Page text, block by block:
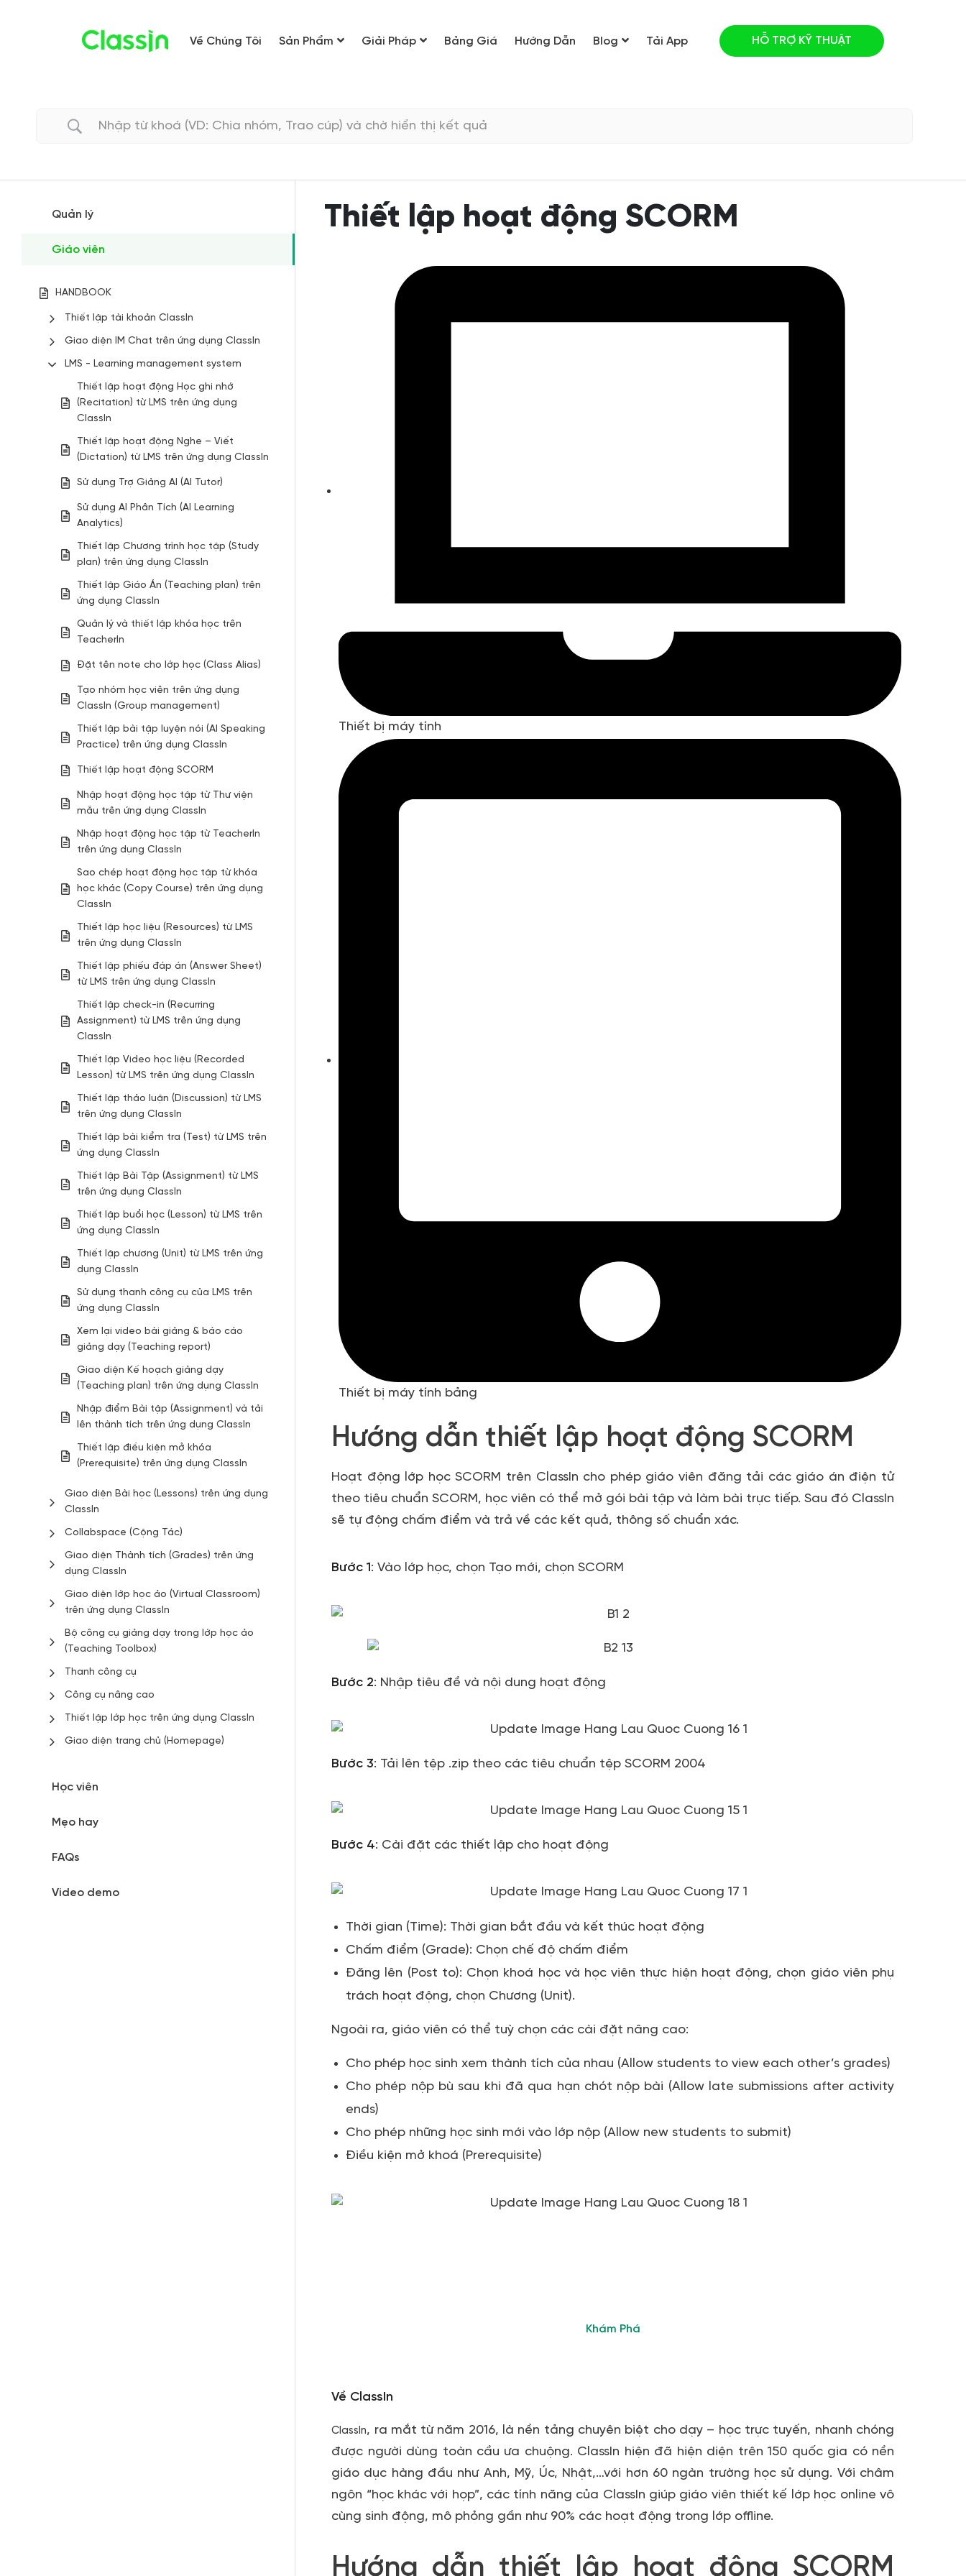
Về Chúng Tôi Sản Phẩm Giải Pháp Bảng Giá Hướng Dẫn Blog Tải App HỖ TRỢ KỸ THUẬT
Quản lý
Giáo viên
HANDBOOK
Thiết lập tài khoản ClassIn
Giao diện IM Chat trên ứng dụng ClassIn
LMS - Learning management system
Thiết lập hoạt động Học ghi nhớ
(Recitation) từ LMS trên ứng dụng
ClassIn
Thiết lập hoạt động Nghe – Viết
(Dictation) từ LMS trên ứng dụng ClassIn
Sử dụng Trợ Giảng AI (AI Tutor)
Sử dụng AI Phân Tích (AI Learning
Analytics)
Thiết lập Chương trình học tập (Study
plan) trên ứng dụng ClassIn
Thiết lập Giáo Án (Teaching plan) trên
ứng dụng ClassIn
Quản lý và thiết lập khóa học trên
TeacherIn
Đặt tên note cho lớp học (Class Alias)​
Tạo nhóm học viên trên ứng dụng
ClassIn (Group management)
Thiết lập bài tập luyện nói (AI Speaking
Practice) trên ứng dụng ClassIn
Thiết lập hoạt động SCORM
Nhập hoạt động học tập từ Thư viện
mẫu trên ứng dụng ClassIn
Nhập hoạt động học tập từ TeacherIn
trên ứng dụng ClassIn
Sao chép hoạt động học tập từ khóa
học khác (Copy Course) trên ứng dụng
ClassIn
Thiết lập học liệu (Resources) từ LMS
trên ứng dụng ClassIn
Thiết lập phiếu đáp án (Answer Sheet)
từ LMS trên ứng dụng ClassIn
Thiết lập check-in (Recurring
Assignment) từ LMS trên ứng dụng
ClassIn
Thiết lập Video học liệu (Recorded
Lesson) từ LMS trên ứng dụng ClassIn
Thiết lập thảo luận (Discussion) từ LMS
trên ứng dụng ClassIn
Thiết lập bài kiểm tra (Test) từ LMS trên
ứng dụng ClassIn
Thiết lập Bài Tập (Assignment) từ LMS
trên ứng dụng ClassIn
Thiết lập buổi học (Lesson) từ LMS trên
ứng dụng ClassIn
Thiết lập chương (Unit) từ LMS trên ứng
dụng ClassIn
Sử dụng thanh công cụ của LMS trên
ứng dụng ClassIn
Xem lại video bài giảng & báo cáo
giảng dạy (Teaching report)
Giao diện Kế hoạch giảng dạy
(Teaching plan) trên ứng dụng ClassIn
Nhập điểm Bài tập (Assignment) và tải
lên thành tích trên ứng dụng ClassIn
Thiết lập điều kiện mở khóa
(Prerequisite) trên ứng dụng ClassIn
Giao diện Bài học (Lessons) trên ứng dụng
ClassIn
Collabspace (Cộng Tác)
Giao diện Thành tích (Grades) trên ứng
dụng ClassIn
Giao diện lớp học ảo (Virtual Classroom)
trên ứng dụng ClassIn
Bộ công cụ giảng dạy trong lớp học ảo
(Teaching Toolbox)
Thanh công cụ
Công cụ nâng cao
Thiết lập lớp học trên ứng dụng ClassIn
Giao diện trang chủ (Homepage)
Học viên
Mẹo hay
FAQs
Video demo
Thiết lập hoạt động SCORM
Thiết bị máy tính
Thiết bị máy tính bảng
Hướng dẫn thiết lập hoạt động SCORM
Hoạt động lớp học SCORM trên ClassIn cho phép giáo viên đăng tải các giáo án điện tử
theo tiêu chuẩn SCORM, học viên có thể mở gói bài tập và làm bài trực tiếp. Sau đó ClassIn
sẽ tự động chấm điểm và trả về các kết quả, thông số chuẩn xác.
Bước 1: Vào lớp học, chọn Tạo mới, chọnSCORM
Bước 2: Nhập tiêu đề và nội dung hoạt động
Bước 3: Tải lên tệp .zip theo các tiêu chuẩn tệp SCORM 2004
Bước 4: Cài đặt các thiết lập cho hoạt động
Thời gian (Time): Thời gian bắt đầu và kết thúc hoạt động
Chấm điểm (Grade): Chọn chế độ chấm điểm
Đăng lên (Post to): Chọn khoá học và học viên thực hiện hoạt động, chọn giáo viên phụ
trách hoạt động, chọn Chương (Unit).
Ngoài ra, giáo viên có thể tuỳ chọn các cài đặt nâng cao:
Cho phép học sinh xem thành tích của nhau (Allow students to view each other’s grades)
Cho phép nộp bù sau khi đã qua hạn chót nộp bài (Allow late submissions after activity
ends)
Cho phép những học sinh mới vào lớp nộp (Allow new students to submit)
Điều kiện mở khoá (Prerequisite)
Khám Phá
Về ClassIn
ClassIn, ra mắt từ năm 2016, là nền tảng chuyên biệt cho dạy – học trực tuyến, nhanh chóng
được người dùng toàn cầu ưa chuộng. ClassIn hiện đã hiện diện trên 150 quốc gia có nền
giáo dục hàng đầu như Anh, Mỹ, Úc, Nhật,…với hơn 60 ngàn trường học sử dụng. Với châm
ngôn “học khác với họp”, các tính năng của ClassIn giúp giáo viên thiết kế lớp học online vô
cùng sinh động, mô phỏng gần như 90% các hoạt động trong lớp offline.
Hướng dẫn thiết lập hoạt động SCORM